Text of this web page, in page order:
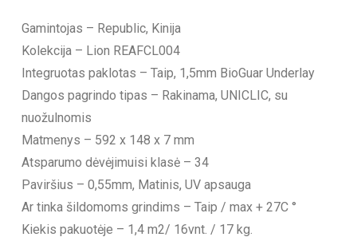
Gamintojas – Republic, Kinija
Kolekcija – Lion REAFCL004
Integruotas paklotas – Taip, 1,5mm BioGuar Underlay
Dangos pagrindo tipas – Rakinama, UNICLIC, su
nuožulnomis
Matmenys – 592 x 148 x 7 mm
Atsparumo dėvėjimuisi klasė – 34
Paviršius – 0,55mm, Matinis, UV apsauga
Ar tinka šildomoms grindims – Taip / max + 27C °
Kiekis pakuotėje – 1,4 m2/ 16vnt. / 17 kg.